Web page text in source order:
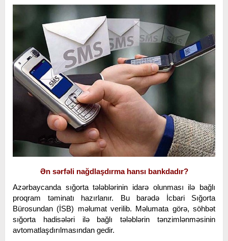
Ən sərfəli nağdlaşdırma hansı bankdadır?
Azərbaycanda sığorta tələblərinin idarə olunması ilə bağlı
proqram təminatı hazırlanır. Bu barədə İcbari Sığorta
Bürosundan (İSB) məlumat verilib. Məlumata görə, söhbət
sığorta hadisələri ilə bağlı tələblərin tənzimlənməsinin
avtomatlaşdırılmasından gedir.